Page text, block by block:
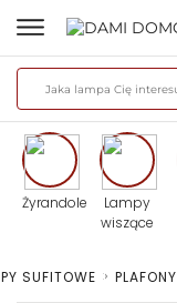
Żyrandole
Lampy
wiszące
SUFITOWE > PLAFONY